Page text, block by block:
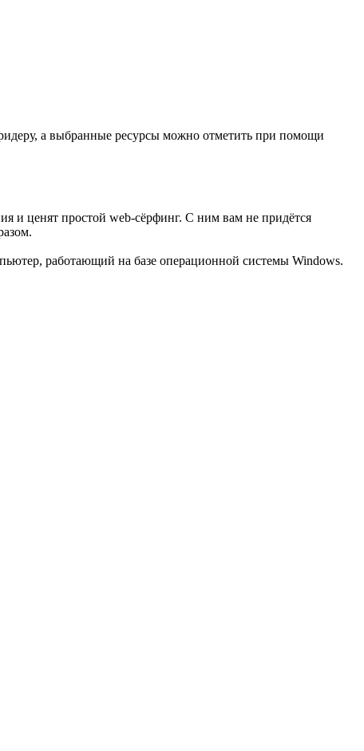
а выбранные ресурсы можно отметить при помощи
и ценят простой web-сёрфинг. С ним вам не придётся
работающий на базе операционной системы Windows.